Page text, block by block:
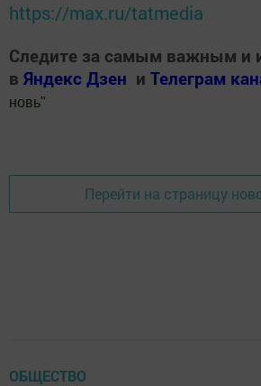
https://max.ru/tatmedia
Следите за самым важным и
в Яндекс Дзен и Телеграм
новь"
Перейти на страницу
ОБЩЕСТВО